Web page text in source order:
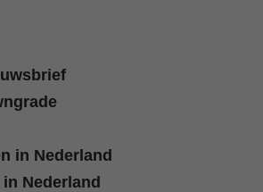
in Nederland
Nederland